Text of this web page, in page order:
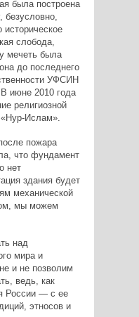
была построена
безусловно,
слобода,
мечеть была
до последнего
УФСИН
июне 2010 года
религиозной
Ислам».
пожара
что фундамент
нет
здания будет
механической
мы можем
над
мира и
и не позволим
ведь, как
России — с ее
этносов и